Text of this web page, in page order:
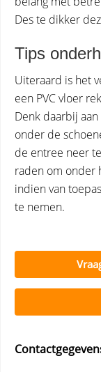
Des te dikker
Tips
Uiteraard is het
een PVC vloer
Denk daarbij
onder de
de entree neer
raden om onder
indien van
te nemen.